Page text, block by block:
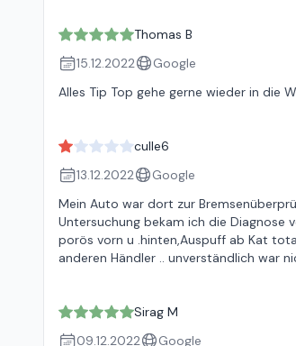
Thomas B
15.12.2022
Google
Alles Tip Top gehe gerne wieder in die
culle6
13.12.2022
Google
Mein Auto war dort zur
Untersuchung bekam ich die Diagnose
porös vorn u .hinten,Auspuff ab Kat
anderen Händler .. unverständlich war
Sirag M
09.12.2022
Google